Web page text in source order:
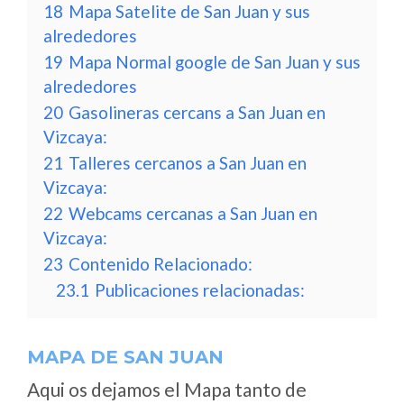
18 Mapa Satelite de San Juan y sus
alrededores
19 Mapa Normal google de San Juan y sus
alrededores
20 Gasolineras cercans a San Juan en
Vizcaya:
21 Talleres cercanos a San Juan en
Vizcaya:
22 Webcams cercanas a San Juan en
Vizcaya:
23 Contenido Relacionado:
23.1 Publicaciones relacionadas:
MAPA DE SAN JUAN
Aqui os dejamos el Mapa tanto de